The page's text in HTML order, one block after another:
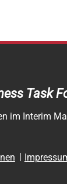
Task
im Interim